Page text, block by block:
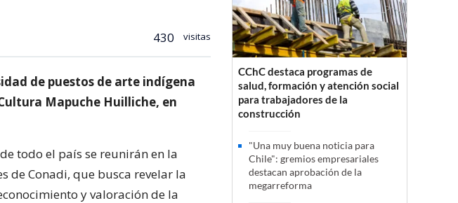
430 visitas
de puestos de arte indígena
Mapuche Huilliche, en
todo el país se reunirán en la
de Conadi, que busca revelar la
y valoración de la
CChC destaca programas de
salud, formación y atención social
para trabajadores de la
construcción
"Una muy buena noticia para
Chile": gremios empresariales
destacan aprobación de la
megarreforma